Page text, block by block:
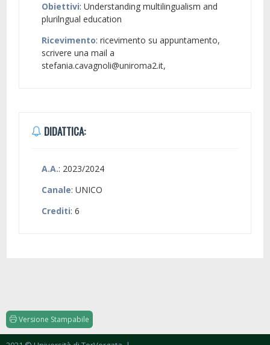
Obiettivi: Understanding multilingualism and
plurilngual education
Ricevimento: ricevimento su appuntamento,
scrivere una mail a
stefania.cavagnoli@uniroma2.it,
DIDATTICA:
A.A.: 2023/2024
Canale: UNICO
Crediti: 6
Versione Stampabile